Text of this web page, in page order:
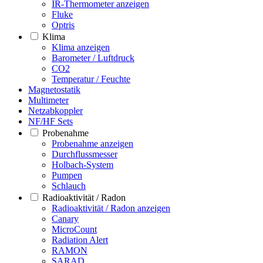
IR-Thermometer anzeigen
Fluke
Optris
Klima
Klima anzeigen
Barometer / Luftdruck
CO2
Temperatur / Feuchte
Magnetostatik
Multimeter
Netzabkoppler
NF/HF Sets
Probenahme
Probenahme anzeigen
Durchflussmesser
Holbach-System
Pumpen
Schlauch
Radioaktivität / Radon
Radioaktivität / Radon anzeigen
Canary
MicroCount
Radiation Alert
RAMON
SARAD